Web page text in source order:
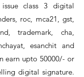
class 3 digital
roc, mca21, gst,
trademark, cha,
esanchit and
earn upto 50000/- or
digital signature.